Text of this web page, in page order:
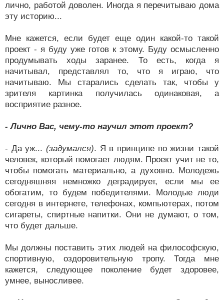
лично, работой доволен. Иногда я перечитываю дома
эту историю...
Мне кажется, если будет еще один какой-то такой
проект - я буду уже готов к этому. Буду осмысленно
продумывать ходы заранее. То есть, когда я
начитывал, представлял то, что я играю, что
начитываю. Мы старались сделать так, чтобы у
зрителя картинка получилась одинаковая, а
восприятие разное.
- Лично Вас, чему-то научил этот проект?
- Да уж... (задумался). Я в принципе по жизни такой
человек, который помогает людям. Проект учит не то,
чтобы помогать материально, а духовно. Молодежь
сегодняшняя немножко деградирует, если мы ее
обогатим, то будем победителями. Молодые люди
сегодня в интернете, телефонах, компьютерах, потом
сигареты, спиртные напитки. Они не думают, о том,
что будет дальше.
Мы должны поставить этих людей на философскую,
спортивную, оздоровительную тропу. Тогда мне
кажется, следующее поколение будет здоровее,
умнее, выносливее.